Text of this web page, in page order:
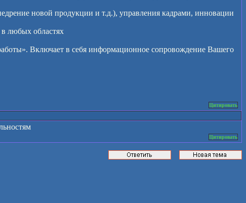
новой продукции и т.д.), управления кадрами, инновации
любых областях
Включает в себя информационное сопровождение Вашего
Цитировать
Цитировать